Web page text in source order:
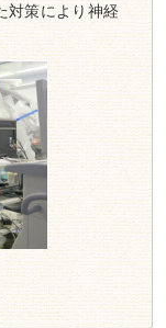
対策により神経